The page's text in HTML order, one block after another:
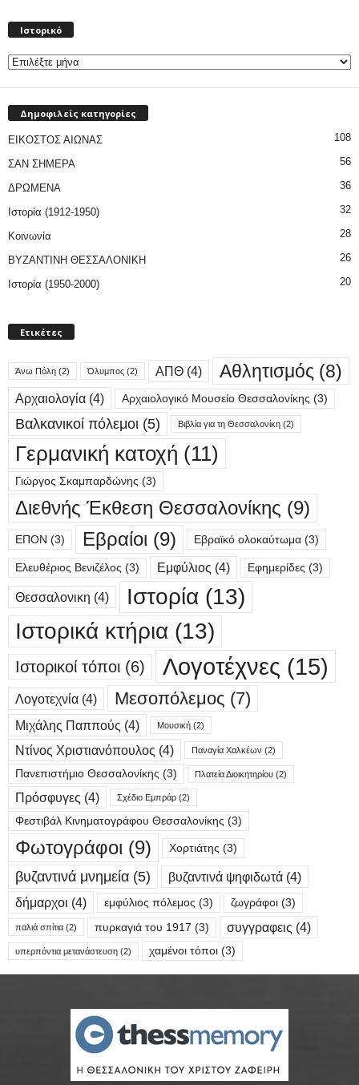
Ιστορικό
Δημοφιλείς κατηγορίες
ΕΙΚΟΣΤΟΣ ΑΙΩΝΑΣ 108
ΣΑΝ ΣΗΜΕΡΑ 56
ΔΡΩΜΕΝΑ 36
Ιστορία (1912-1950) 32
Κοινωνία 28
ΒΥΖΑΝΤΙΝΗ ΘΕΣΣΑΛΟΝΙΚΗ 26
Ιστορία (1950-2000) 20
Ετικέτες
Άνω Πόλη (2) Όλυμπος (2) ΑΠΘ (4) Αθλητισμός (8)
Αρχαιολογία (4) Αρχαιολογικό Μουσείο Θεσσαλονίκης (3)
Βαλκανικοί πόλεμοι (5) Βιβλία για τη Θεσσαλονίκη (2)
Γερμανική κατοχή (11)
Γιώργος Σκαμπαρδώνης (3)
Διεθνής Έκθεση Θεσσαλονίκης (9)
ΕΠΟΝ (3) Εβραίοι (9) Εβραϊκό ολοκαύτωμα (3)
Ελευθέριος Βενιζέλος (3) Εμφύλιος (4) Εφημερίδες (3)
Θεσσαλονικη (4) Ιστορία (13)
Ιστορικά κτήρια (13)
Ιστορικοί τόποι (6) Λογοτέχνες (15)
Λογοτεχνία (4) Μεσοπόλεμος (7)
Μιχάλης Παππούς (4) Μουσική (2)
Ντίνος Χριστιανόπουλος (4) Παναγία Χαλκέων (2)
Πανεπιστήμιο Θεσσαλονίκης (3) Πλατεία Διοικητηρίου (2)
Πρόσφυγες (4) Σχέδιο Εμπράρ (2)
Φεστιβάλ Κινηματογράφου Θεσσαλονίκης (3)
Φωτογράφοι (9) Χορτιάτης (3)
βυζαντινά μνημεία (5) βυζαντινά ψηφιδωτά (4)
δήμαρχοι (4) εμφύλιος πόλεμος (3) ζωγράφοι (3)
παλιά σπίτια (2) πυρκαγιά του 1917 (3) συγγραφεις (4)
υπερπόντια μετανάστευση (2) χαμένοι τόποι (3)